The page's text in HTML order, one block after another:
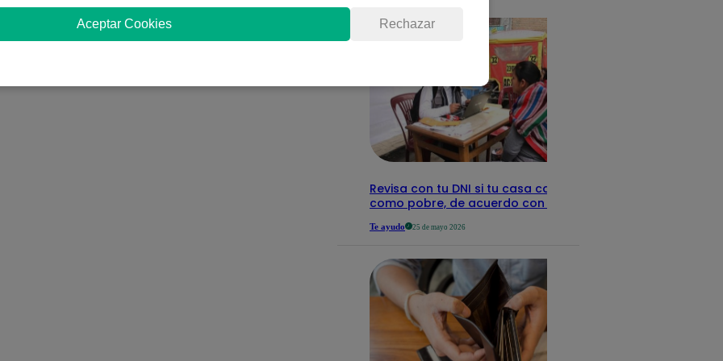
detalles
Revisa con tu DNI si tu casa califica
como pobre, de acuerdo con el Sisfoh
Te ayudo 25 de mayo 2026
Aceptar Cookies Rechazar